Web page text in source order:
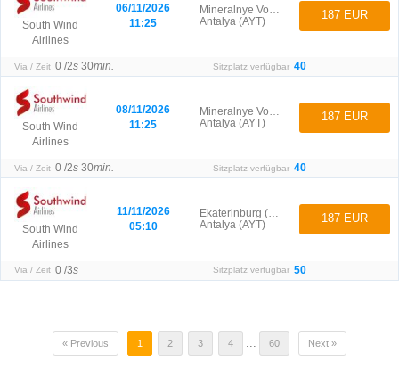
South Wind
Airlines
06/11/2026
11:25
Mineralnye Vody (MRV)
Antalya (AYT)
Via / Zeit 0 /2s 30min. Sitzplatz verfügbar 40
187 EUR
South Wind
Airlines
08/11/2026
11:25
Mineralnye Vody (MRV)
Antalya (AYT)
Via / Zeit 0 /2s 30min. Sitzplatz verfügbar 40
187 EUR
South Wind
Airlines
11/11/2026
05:10
Ekaterinburg (SVX)
Antalya (AYT)
Via / Zeit 0 /3s Sitzplatz verfügbar 50
187 EUR
« Previous 1 2 3 4 60 Next »